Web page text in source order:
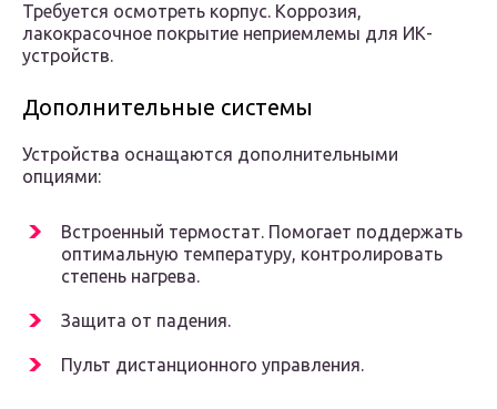
Требуется осмотреть корпус. Коррозия,
лакокрасочное покрытие неприемлемы для ИК-
устройств.
Дополнительные системы
Устройства оснащаются дополнительными
опциями:
Встроенный термостат. Помогает поддержать
оптимальную температуру, контролировать
степень нагрева.
Защита от падения.
Пульт дистанционного управления.